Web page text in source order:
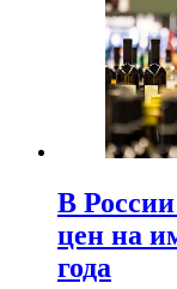
В
цен на
года